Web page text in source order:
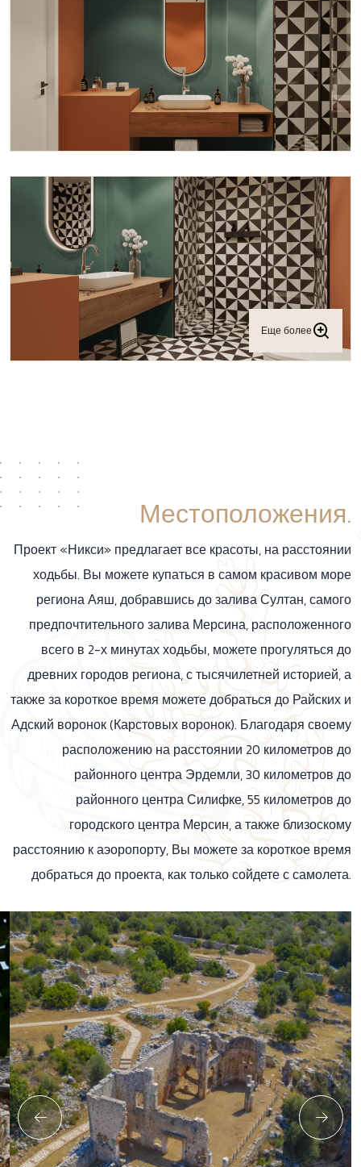
Еще более
Местоположения.
Проект «Никси» предлагает все красоты, на расстоянии
ходьбы. Вы можете купаться в самом красивом море
региона Аяш, добравшись до залива Султан, самого
предпочтительного залива Мерсина, расположенного
всего в 2-х минутах ходьбы, можете прогуляться до
древних городов региона, с тысячилетней историей, а
также за короткое время можете добраться до Райских и
Адский воронок (Карстовых воронок). Благодаря своему
расположению на расстоянии 20 километров до
районного центра Эрдемли, 30 километров до
районного центра Силифке, 55 километров до
городского центра Мерсин, а также близоскому
расстоянию к аэоропорту, Вы можете за короткое время
добраться до проекта, как только сойдете с самолета.